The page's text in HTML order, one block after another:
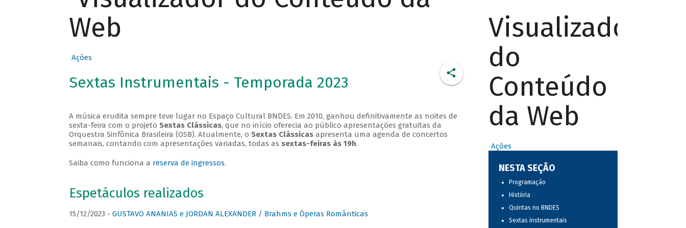
Web
Ações
Sextas Instrumentais - Temporada 2023
A música erudita sempre teve lugar no Espaço Cultural BNDES. Em 2010, ganhou definitivamente as noites de
sexta-feira com o projeto Sextas Clássicas, que no início oferecia ao público apresentações gratuitas da
Orquestra Sinfônica Brasileira (OSB). Atualmente, o Sextas Clássicasapresenta uma agenda de concertos
semanais, contando com apresentações variadas, todas as sextas-feiras às 19h.
Saiba como funciona a reserva de ingressos.
Espetáculos realizados
15/12/2023 - GUSTAVO ANANIAS e JORDAN ALEXANDER / Brahms e Óperas Românticas
Visualizador
do
Conteúdo
da Web
Ações
NESTA SEÇÃO
Programação
História
Quintas no BNDES
Sextas instrumentais